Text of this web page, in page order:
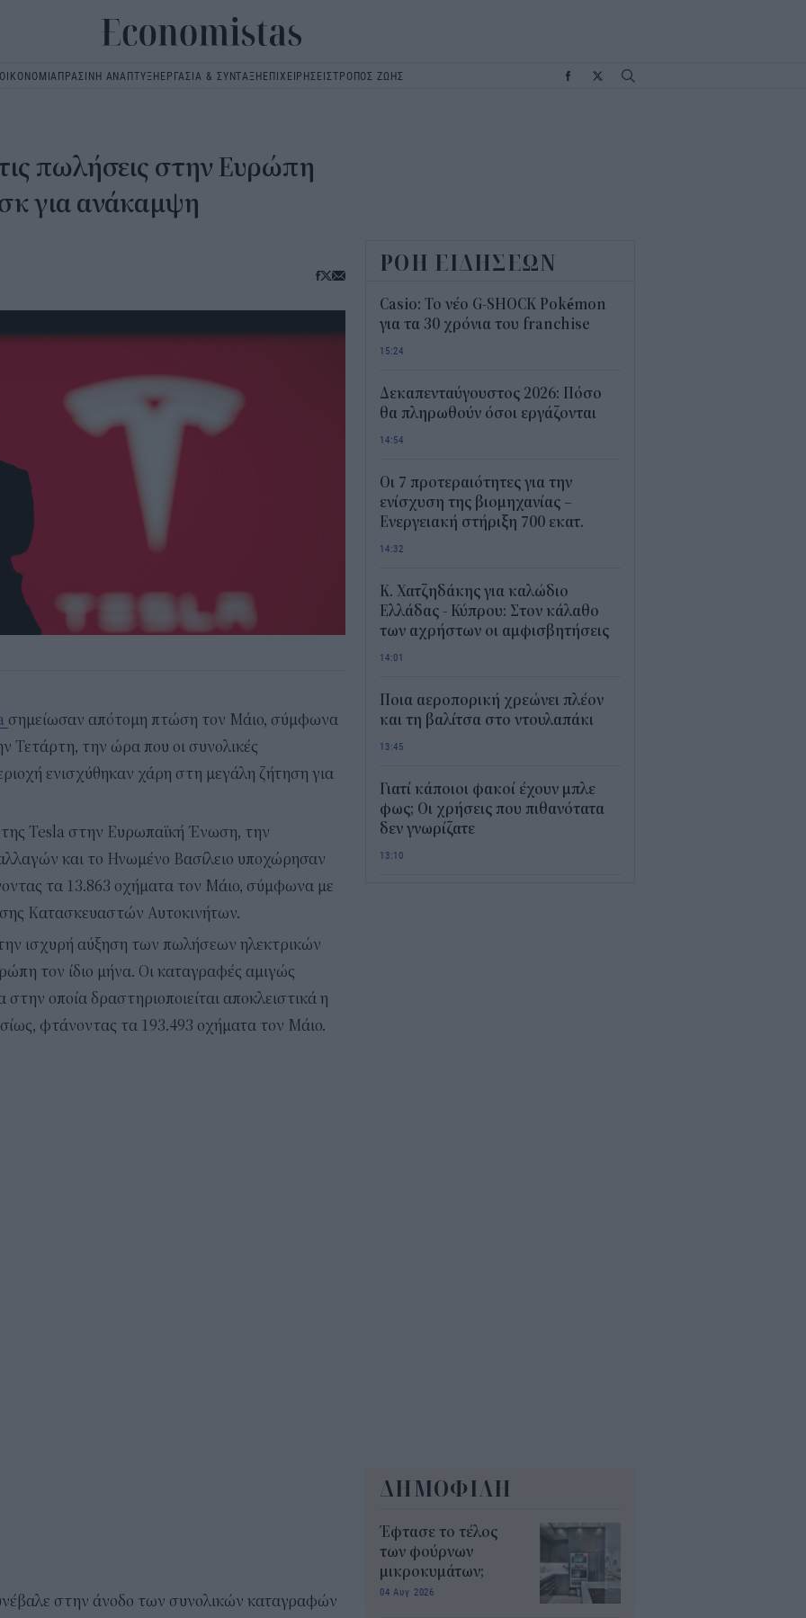
ΟΙΚΟΝΟΜΙΑΠΡΑΣΙΝΗ ΑΝΑΠΤΥΞΗΕΡΓΑΣΙΑ & ΣΥΝΤΑΞΗΕΠΙΧΕΙΡΗΣΕΙΣΤΡΟΠΟΣ ΖΩΗΣ
πωλήσεις στην Ευρώπη
για ανάκαμψη
σημείωσαν απότομη πτώση τον Μάιο, σύμφωνα
Τετάρτη, την ώρα που οι συνολικές
ενισχύθηκαν χάρη στη μεγάλη ζήτηση για
της Tesla στην Ευρωπαϊκή Ένωση, την
και το Ηνωμένο Βασίλειο υποχώρησαν
τα 13.863 οχήματα τον Μάιο, σύμφωνα με
Κατασκευαστών Αυτοκινήτων.
ισχυρή αύξηση των πωλήσεων ηλεκτρικών
τον ίδιο μήνα. Οι καταγραφές αμιγώς
οποία δραστηριοποιείται αποκλειστικά η
φτάνοντας τα 193.493 οχήματα τον Μάιο.
στην άνοδο των συνολικών καταγραφών
ΡΟΗ ΕΙΔΗΣΕΩΝ
Casio: Το νέο G-SHOCK Pokémon
για τα 30 χρόνια του franchise
15:24
Δεκαπενταύγουστος 2026: Πόσο
θα πληρωθούν όσοι εργάζονται
14:54
Οι 7 προτεραιότητες για την
ενίσχυση της βιομηχανίας –
Ενεργειακή στήριξη 700 εκατ.
14:32
Κ. Χατζηδάκης για καλώδιο
Ελλάδας - Κύπρου: Στον κάλαθο
των αχρήστων οι αμφισβητήσεις
14:01
Ποια αεροπορική χρεώνει πλέον
και τη βαλίτσα στο ντουλαπάκι
13:45
Γιατί κάποιοι φακοί έχουν μπλε
φως; Οι χρήσεις που πιθανότατα
δεν γνωρίζατε
13:10
ΔΗΜΟΦΙΛΗ
Έφτασε το τέλος
των φούρνων
μικροκυμάτων;
04 Αυγ 2026